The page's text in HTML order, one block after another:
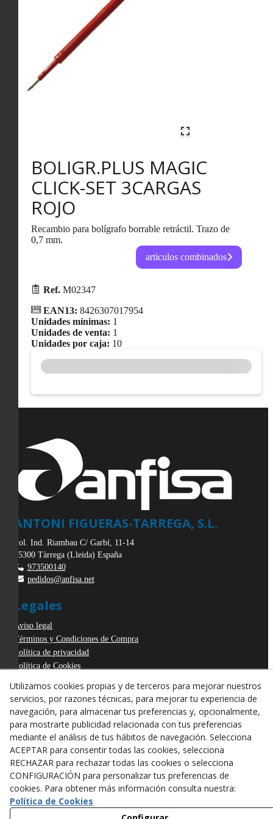
BOLIGR.PLUS MAGIC
CLICK-SET 3CARGAS
ROJO
Recambio para bolígrafo borrable retráctil. Trazo de
0,7 mm.
articulos combinados
Ref. M02347
EAN13: 8426307017954
Unidades mínimas: 1
Unidades de venta: 1
Unidades por caja: 10
ANTONI FIGUERAS-TARREGA, S.L.
Pol. Ind. Riambau C/ Garbí, 11-14
25300 Tàrrega (Lleida) España
973500140
pedidos@anfisa.net
Legales
Aviso legal
Términos y Condiciones de Compra
Política de privacidad
Política de Cookies
Derecho de desistimiento
Utilizamos cookies propias y de terceros para mejorar nuestros
servicios, por razones técnicas, para mejorar tu experiencia de
navegación, para almacenar tus preferencias y, opcionalmente,
para mostrarte publicidad relacionada con tus preferencias
mediante el análisis de tus hábitos de navegación. Selecciona
ACEPTAR para consentir todas las cookies, selecciona
RECHAZAR para rechazar todas las cookies o selecciona
CONFIGURACIÓN para personalizar tus preferencias de
cookies. Para obtener más información consulta nuestra:
Política de Cookies